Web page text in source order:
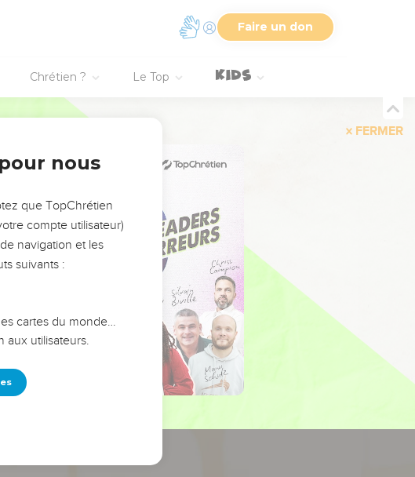
Faire un don
Chrétien ? Le Top
FERMER
nous
que TopChrétien
compte utilisateur)
navigation et les
suivants :
cartes du monde…
aux utilisateurs.